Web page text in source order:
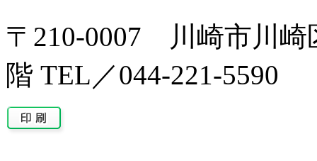
〒210-0007 川崎市川崎
階 TEL／044-221-5590